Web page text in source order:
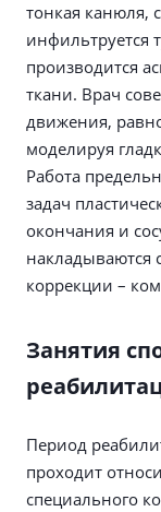
тонкая канюля,
инфильтруется
производится
ткани. Врач
движения,
моделируя
Работа
задач
окончания и
накладываются
коррекции –
Занятия
Период
проходит
специального